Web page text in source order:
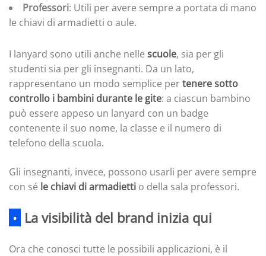
Professori: Utili per avere sempre a portata di mano
le chiavi di armadietti o aule.
I lanyard sono utili anche nelle scuole, sia per gli
studenti sia per gli insegnanti. Da un lato,
rappresentano un modo semplice pertenere sotto
controllo i bambini durante le gite: a ciascun bambino
può essere appeso un lanyard con un badge
contenente il suo nome, la classe e il numero di
telefono della scuola.
Gli insegnanti, invece, possono usarli per avere sempre
con sé le chiavi di armadietti o della sala professori.
• La visibilità del brand inizia qui
Ora che conosci tutte le possibili applicazioni, è il